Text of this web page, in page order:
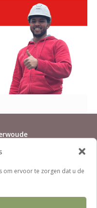
om ervoor te zorgen dat u de